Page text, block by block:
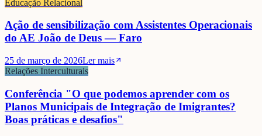
Educação Relacional
Ação de sensibilização com Assistentes Operacionais
do AE João de Deus — Faro
25 de março de 2026Ler mais
Relações Interculturais
Conferência "O que podemos aprender com os
Planos Municipais de Integração de Imigrantes?
Boas práticas e desafios"